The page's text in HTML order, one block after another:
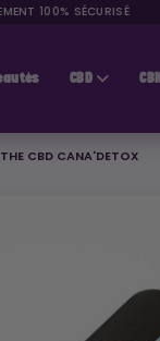
100% SÉCURISÉ
CBD CBN
THE CBD CANA'DETOX